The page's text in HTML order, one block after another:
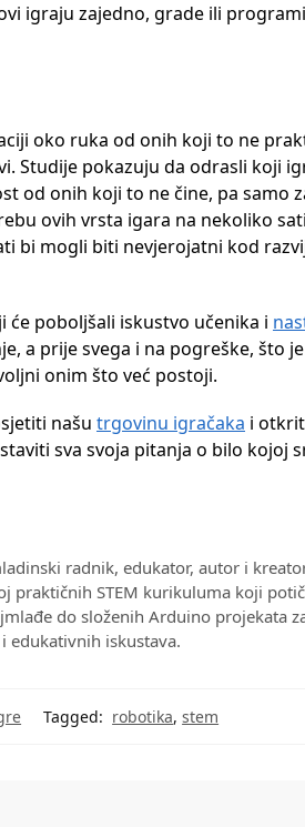
igraju zajedno, grade ili
oko ruka od onih koji to ne
Studije pokazuju da odrasli koji
od onih koji to ne čine, pa samo
ovih vrsta igara na nekoliko
bi mogli biti nevjerojatni kod
poboljšali iskustvo učenika i
a prije svega i na pogreške, što
onim što već postoji.
našu trgovinu igračaka i
sva svoja pitanja o bilo kojoj
radnik, edukator, autor i
praktičnih STEM kurikuluma koji
do složenih Arduino projekata
edukativnih iskustava.
Tagged: robotika,stem